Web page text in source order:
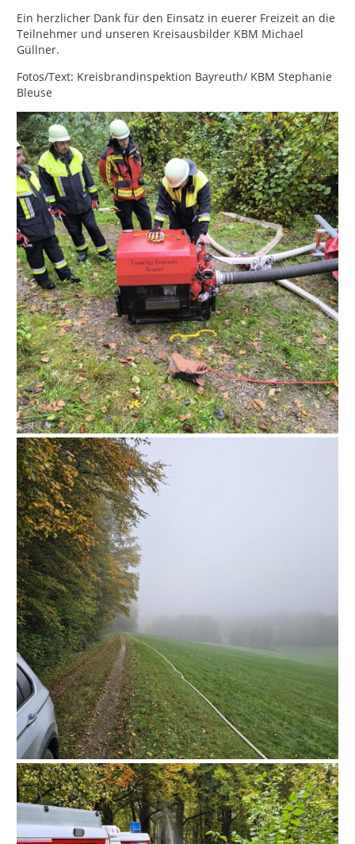
Ein herzlicher Dank für den Einsatz in euerer Freizeit an die
Teilnehmer und unseren Kreisausbilder KBM Michael
Güllner.
Fotos/Text: Kreisbrandinspektion Bayreuth/ KBM Stephanie
Bleuse